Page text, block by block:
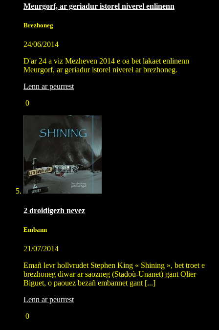
Meurgorf, ar geriadur istorel niverel enlinenn
Brezhoneg
24/06/2014
D'ar 24 a viz Mezheven 2014 e oa bet lakaet enlinenn
Meurgorf, ar geriadur istorel niverel ar brezhoneg.
Lenn ar peurrest
0
2 droidigezh nevez
Embann
21/07/2014
Emañ levr hollvrudet Stephen King « Shining », bet troet e
brezhoneg diwar ar saozneg (Stadoù-Unanet) gant Olier
Biguet, o paouez bezañ embannet gant [...]
Lenn ar peurrest
0